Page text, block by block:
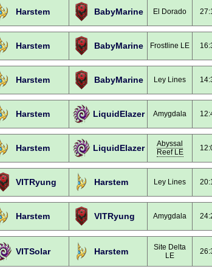
Harstem BabyMarine El Dorado
Harstem BabyMarine Frostline LE
Harstem BabyMarine Ley Lines
Harstem LiquidElazer Amygdala
Harstem LiquidElazer
Abyssal
Reef LE
VITRyung Harstem Ley Lines
Harstem VITRyung Amygdala
VITSolar Harstem
Site Delta
LE